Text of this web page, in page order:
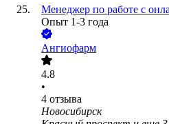
Менеджер по работе с
Опыт 1-3 года
Ангиофарм
4.8
•
4 отзыва
Новосибирск